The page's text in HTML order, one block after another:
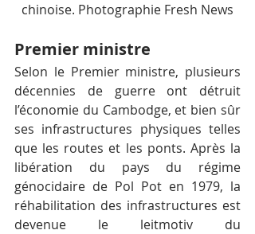
chinoise. Photographie Fresh News
Premier ministre
Selon le Premier ministre, plusieurs
décennies de guerre ont détruit
l’économie du Cambodge, et bien sûr
ses infrastructures physiques telles
que les routes et les ponts. Après la
libération du pays du régime
génocidaire de Pol Pot en 1979, la
réhabilitation des infrastructures est
devenue le leitmotiv du